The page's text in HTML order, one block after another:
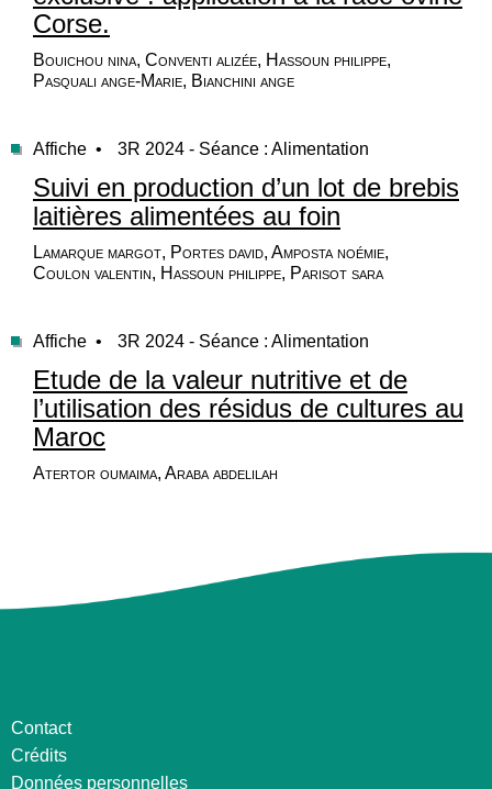
Corse.
Bouichou nina, Conventi alizée, Hassoun philippe,
Pasquali ange-Marie, Bianchini ange
Affiche • 3R 2024 - Séance : Alimentation
Suivi en production d’un lot de brebis
laitières alimentées au foin
Lamarque margot, Portes david, Amposta noémie,
Coulon valentin, Hassoun philippe, Parisot sara
Affiche • 3R 2024 - Séance : Alimentation
Etude de la valeur nutritive et de
l’utilisation des résidus de cultures au
Maroc
Atertor oumaima, Araba abdelilah
Contact
Crédits
Données personnelles